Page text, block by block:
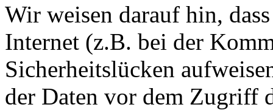
Wir weisen darauf hin,
Internet (z.B. bei der
Sicherheitslücken
der Daten vor dem Zugriff